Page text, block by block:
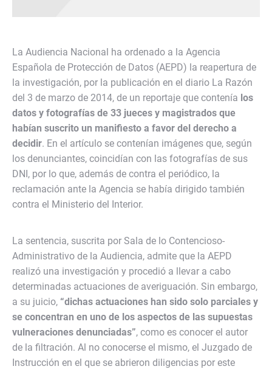
La Audiencia Nacional ha ordenado a la Agencia
Española de Protección de Datos (AEPD) la reapertura de
la investigación, por la publicación en el diario La Razón
del 3 de marzo de 2014, de un reportaje que contenía los
datos y fotografías de 33 jueces y magistrados que
habían suscrito un manifiesto a favor del derecho a
decidir. En el artículo se contenían imágenes que, según
los denunciantes, coincidían con las fotografías de sus
DNI, por lo que, además de contra el periódico, la
reclamación ante la Agencia se había dirigido también
contra el Ministerio del Interior.
La sentencia, suscrita por Sala de lo Contencioso-
Administrativo de la Audiencia, admite que la AEPD
realizó una investigación y procedió a llevar a cabo
determinadas actuaciones de averiguación. Sin embargo,
a su juicio, “dichas actuaciones han sido solo parciales y
se concentran en uno de los aspectos de las supuestas
vulneraciones denunciadas”, como es conocer el autor
de la filtración. Al no conocerse el mismo, el Juzgado de
Instrucción en el que se abrieron diligencias por este